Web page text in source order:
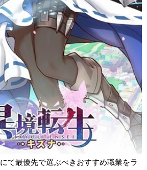
にて最優先で選ぶべきおすすめ職業をラ